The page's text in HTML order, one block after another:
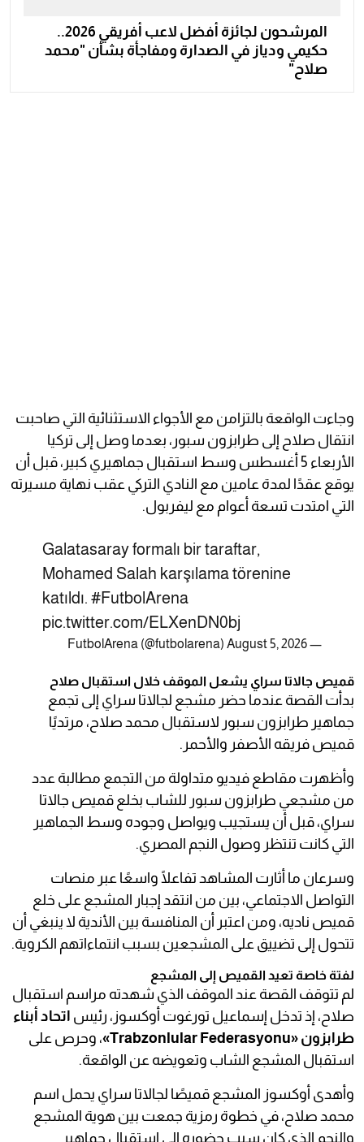
المرشحون لجائزة أفضل لاعب أفريقي 2026..
حكيمي ودياز في الصدارة ومفاجأة بشأن "محمد
صلاح"
وجاءت الواقعة بالتزامن مع الأجواء الاستثنائية التي صاحبت
انتقال صلاح إلى طرابزون سبور، بعدما وصل إلى تركيا
الأربعاء 5 أغسطس وسط استقبال جماهيري كبير، قبل أن
يوقع عقدًا لمدة عامين مع النادي التركي عقب نهاية مسيرته
التي امتدت تسعة أعوام مع ليفربول.
Galatasaray formalı bir taraftar,
Mohamed Salah karşılama törenine
katıldı. #FutbolArena
pic.twitter.com/ELXenDN0bj
— FutbolArena (@futbolarena)
August 5, 2026
قميص جالاتا سراي يشعل الموقف خلال استقبال صلاح
بدأت القصة عندما حضر مشجع لجالاتا سراي إلى تجمع
جماهير طرابزون سبور لاستقبال محمد صلاح، مرتديًا
قميص فريقه الأصفر والأحمر.
وأظهرت مقاطع فيديو متداولة من التجمع مطالبة عدد
من مشجعي طرابزون سبور للشاب بخلع قميص جالاتا
سراي، قبل أن يستجيب ويواصل وجوده وسط الجماهير
التي كانت تنتظر وصول النجم المصري.
وسرعان ما أثارت المشاهد تفاعلًا واسعًا عبر منصات
التواصل الاجتماعي، بين من انتقد إجبار المشجع على خلع
قميص ناديه، ومن اعتبر أن المنافسة بين الأندية لا ينبغي أن
تتحول إلى تضييق على المشجعين بسبب انتماءاتهم الكروية.
لفتة خاصة تعيد القميص إلى المشجع
لم تتوقف القصة عند الموقف الذي شهدته مراسم استقبال
صلاح، إذ تدخل إسماعيل تورغوت أوكسوز، رئيس اتحاد أبناء
طرابزون «Trabzonlular Federasyonu»
، وحرص على
استقبال المشجع الشاب وتعويضه عن الواقعة.
وأهدى أوكسوز المشجع قميصًا لجالاتا سراي يحمل اسم
محمد صلاح، في خطوة رمزية جمعت بين هوية المشجع
والنجم الذي كان سبب حضوره إلى استقبال جماهير